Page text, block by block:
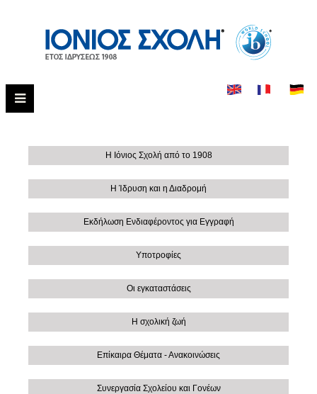
Η Ιόνιος Σχολή από το 1908
Η Ίδρυση και η Διαδρομή
Εκδήλωση Ενδιαφέροντος για Εγγραφή
Υποτροφίες
Οι εγκαταστάσεις
Η σχολική ζωή
Επίκαιρα Θέματα - Ανακοινώσεις
Συνεργασία Σχολείου και Γονέων